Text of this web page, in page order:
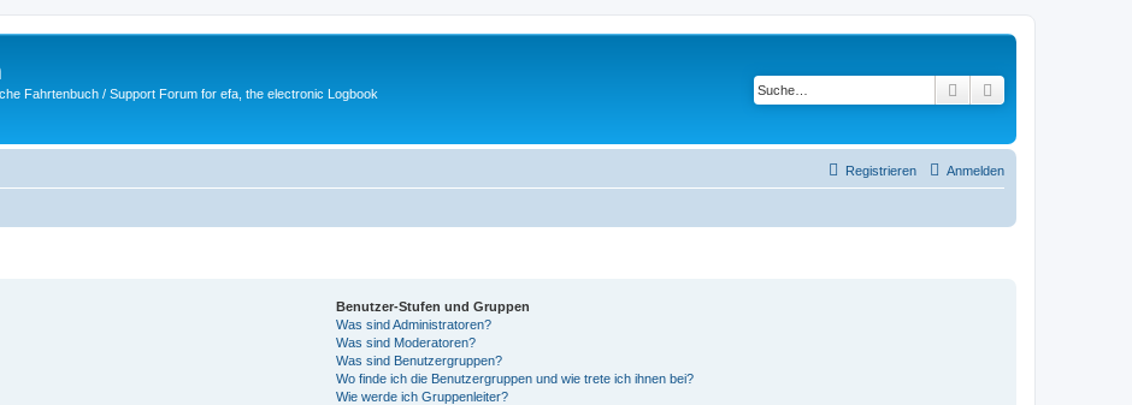
Fahrtenbuch / Support Forum for efa, the electronic Logbook Suche
Anmelden
Registrieren
Benutzer-Stufen und Gruppen
Was sind Administratoren?
Was sind Moderatoren?
Was sind Benutzergruppen?
Wo finde ich die Benutzergruppen und wie trete ich ihnen bei?
Wie werde ich Gruppenleiter?